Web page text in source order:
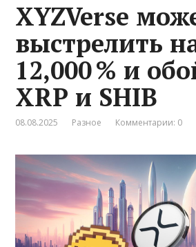
XYZVerse
выстрелить
12,000 % и
XRP и SHIB
08.08.2025 Разное Комментарии: 0